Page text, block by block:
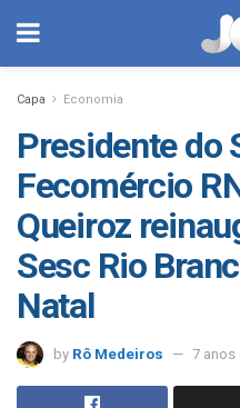
Capa Economia
Presidente do
Fecomércio
Queiroz
Sesc Rio
Natal
by Rô Medeiros 7 anos